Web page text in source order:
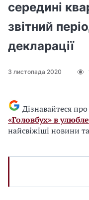
середині
звітний
декларації
3 листопада 2020
Дізнавайтеся
«Головбух» в
найсвіжіші новини